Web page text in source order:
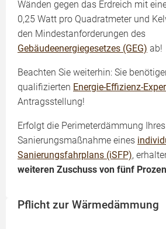
Wänden gegen das Erdreich mit
0,25 Watt pro Quadratmeter und
den Mindestanforderungen des
Gebäudeenergiegesetzes (GEG) ab!
Beachten Sie weiterhin: Sie
qualifizierten Energie-Effizienz-
Antragsstellung!
Erfolgt die Perimeterdämmung
Sanierungsmaßnahme eines
Sanierungsfahrplans (iSFP),
weiteren Zuschuss von fünf
Pflicht zur Wärmedämmung